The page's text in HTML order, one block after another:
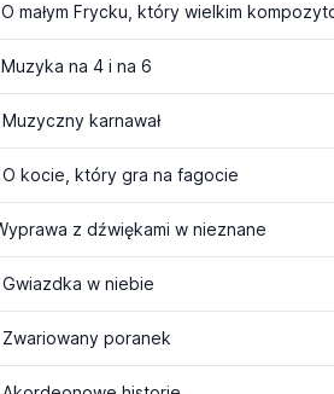
małym Frycku, który wielkim
na 4 i na 6
karnawał
kocie, który gra na fagocie
z dźwiękami w nieznane
w niebie
poranek